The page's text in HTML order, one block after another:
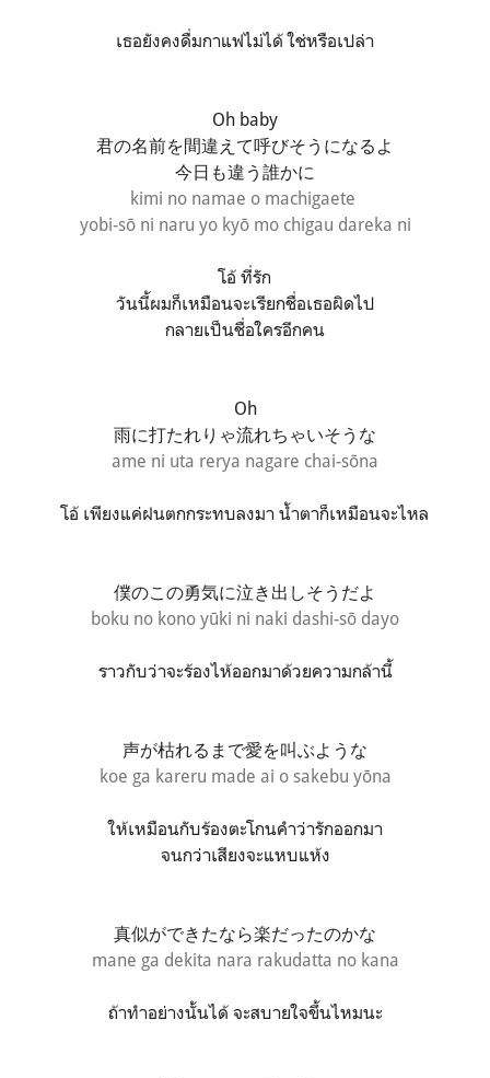
เธอยังคงดื่มกาแฟไม่ได้ ใช่หรือเปล่า
Oh baby
君の名前を間違えて呼びそうになるよ
今日も違う誰かに
kimi no namae o machigaete
yobi-sō ni naru yo kyō mo chigau dareka ni
โอ้ ที่รัก
วันนี้ผมก็เหมือนจะเรียกชื่อเธอผิดไป
กลายเป็นชื่อใครอีกคน
Oh
雨に打たれりゃ流れちゃいそうな
ame ni uta rerya nagare chai-sōna
โอ้ เพียงแค่ฝนตกกระทบลงมา น้ำตาก็เหมือนจะไหล
僕のこの勇気に泣き出しそうだよ
boku no kono yūki ni naki dashi-sō dayo
ราวกับว่าจะร้องไห้ออกมาด้วยความกล้านี้
声が枯れるまで愛を叫ぶような
koe ga kareru made ai o sakebu yōna
ให้เหมือนกับร้องตะโกนคำว่ารักออกมา
จนกว่าเสียงจะแหบแห้ง
真似ができたなら楽だったのかな
mane ga dekita nara rakudatta no kana
ถ้าทำอย่างนั้นได้ จะสบายใจขึ้นไหมนะ